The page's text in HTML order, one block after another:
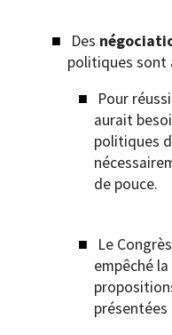
Des
politiques sont
Pour
aurait
politiques
de pouce.
Le
empêché